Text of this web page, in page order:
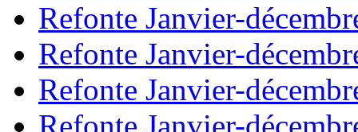
Refonte Janvier-
Refonte Janvier-
Refonte Janvier-